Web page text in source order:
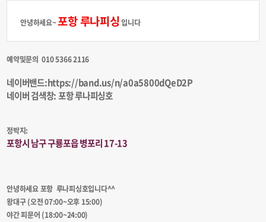
안녕하세요~포항 루나피싱 입니다
예약및문의 010 5366 2116
네이버밴드:https://band.us/n/a0a5800dQeD2P
네이버 검색창: 포항 루나피싱호
정박지:
포항시 남구 구룡포읍 병포리 17-13
안녕하세요 포항 루나피싱호입니다^^
왕대구 (오전 07:00~오후 15:00)
야간 피문어 (18:00~24:00)